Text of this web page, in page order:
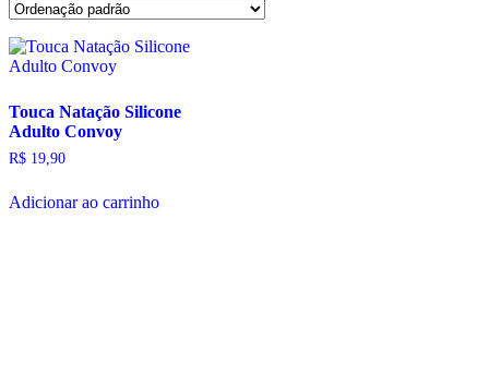
Touca Natação Silicone
Adulto Convoy
R$ 19,90
Adicionar ao carrinho